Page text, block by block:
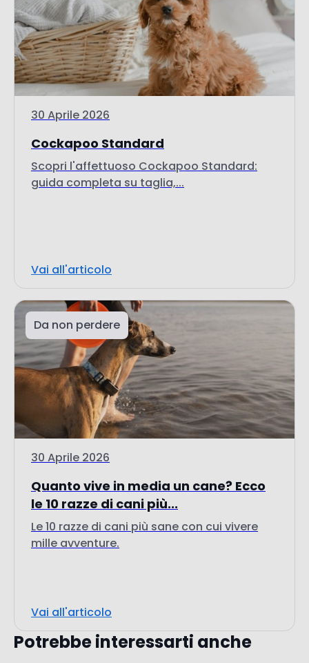
30 Aprile 2026
Scopri l'affettuoso Cockapoo Standard:
guida completa su taglia,...
Da non perdere
30 Aprile 2026
le 10 razze di cani più...
Le 10 razze di cani più sane con cui vivere
mille avventure.
Potrebbe interessarti anche